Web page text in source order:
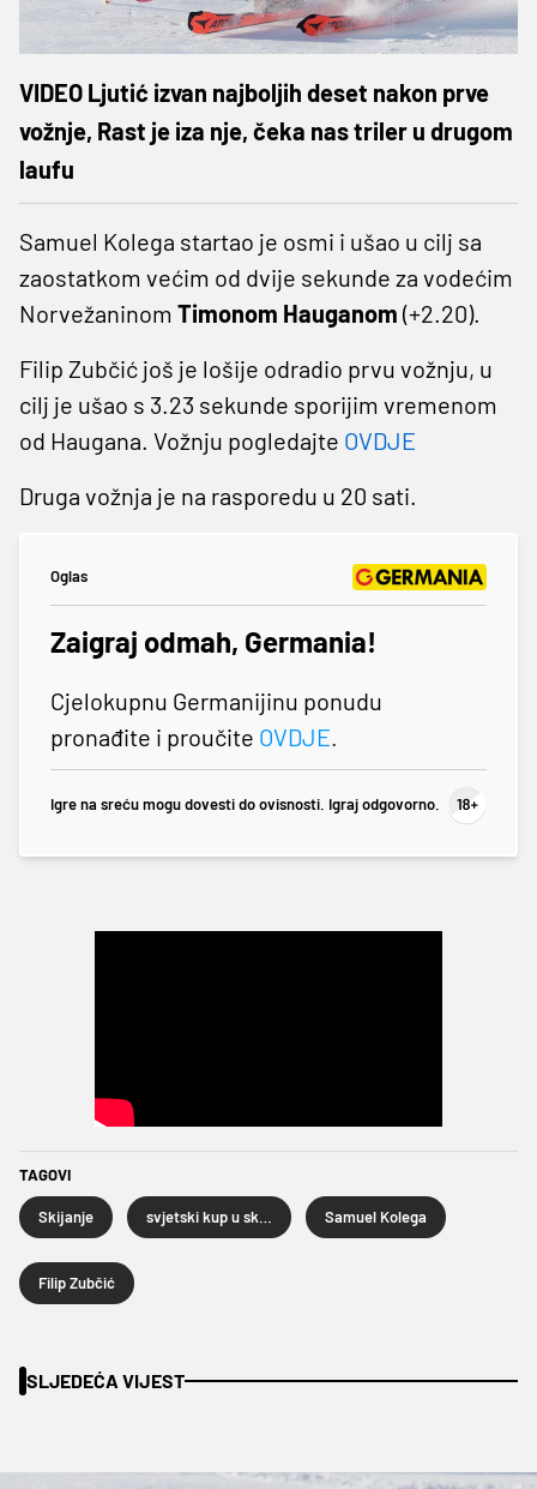
VIDEO Ljutić izvan najboljih deset nakon prve
vožnje, Rast je iza nje, čeka nas triler u drugom
laufu
Samuel Kolega startao je osmi i ušao u cilj sa
zaostatkom većim od dvije sekunde za vodećim
Norvežaninom Timonom Hauganom (+2.20).
Filip Zubčić još je lošije odradio prvu vožnju, u
cilj je ušao s 3.23 sekunde sporijim vremenom
od Haugana. Vožnju pogledajte OVDJE
Druga vožnja je na rasporedu u 20 sati.
Oglas
Zaigraj odmah, Germania!
Cjelokupnu Germanijinu ponudu
pronađite i proučite OVDJE.
Igre na sreću mogu dovesti do ovisnosti. Igraj odgovorno.
TAGOVI
Skijanje Samuel Kolega
Filip Zubčić
SLJEDEĆA VIJEST